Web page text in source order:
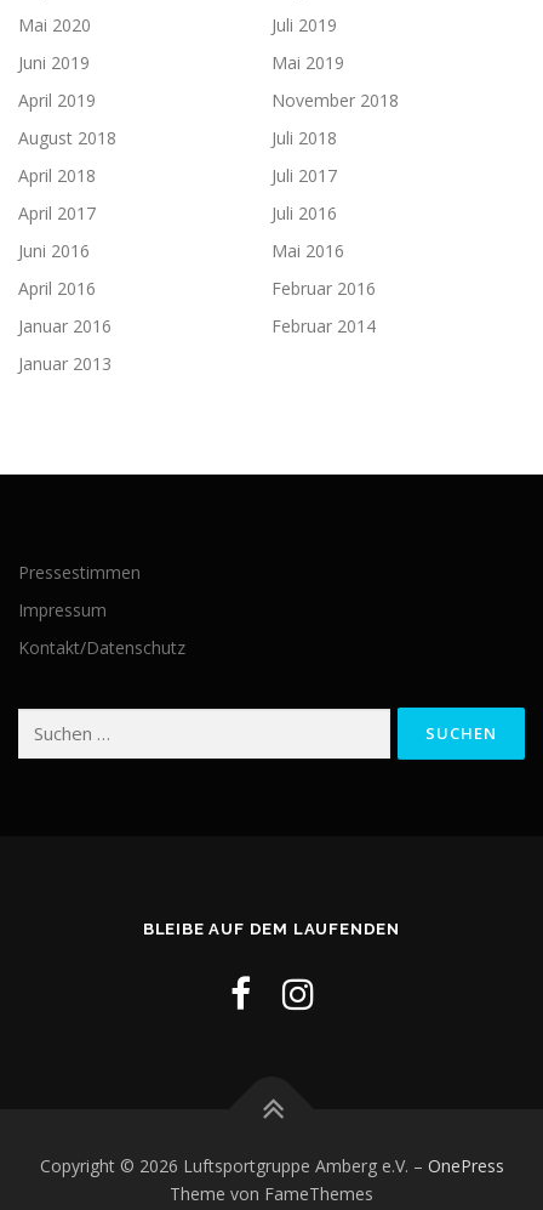
Mai 2020
Juli 2019
Juni 2019
Mai 2019
April 2019
November 2018
August 2018
Juli 2018
April 2018
Juli 2017
April 2017
Juli 2016
Juni 2016
Mai 2016
April 2016
Februar 2016
Januar 2016
Februar 2014
Januar 2013
Pressestimmen
Impressum
Kontakt/Datenschutz
Suchen
BLEIBE AUF DEM LAUFENDEN
Copyright © 2026 Luftsportgruppe Amberg e.V. – OnePress
Theme von FameThemes